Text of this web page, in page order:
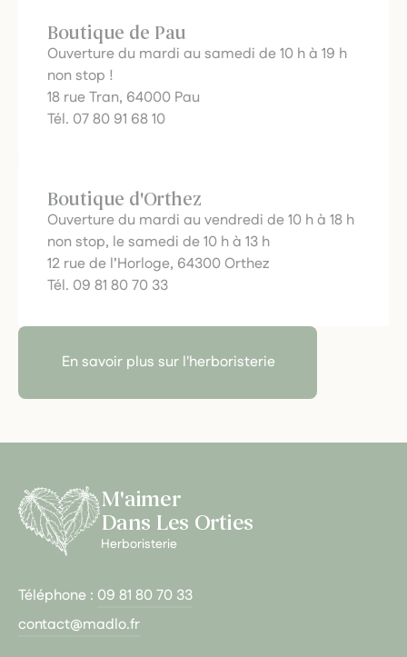
Boutique de Pau
Ouverture du mardi au samedi de 10 h à 19 h
non stop !
18 rue Tran, 64000 Pau
Tél. 07 80 91 68 10
Boutique d'Orthez
Ouverture du mardi au vendredi de 10 h à 18 h
non stop, le samedi de 10 h à 13 h
12 rue de l’Horloge, 64300 Orthez
Tél. 09 81 80 70 33
En savoir plus sur l'herboristerie
M'aimer
Dans Les Orties
Herboristerie
Téléphone : 09 81 80 70 33
contact@madlo.fr